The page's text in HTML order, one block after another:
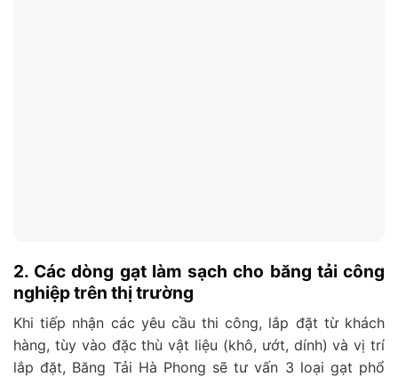
2. Các dòng gạt làm sạch cho băng tải công
nghiệp trên thị trường
Khi tiếp nhận các yêu cầu thi công, lắp đặt từ khách
hàng, tùy vào đặc thù vật liệu (khô, ướt, dính) và vị trí
lắp đặt, Băng Tải Hà Phong sẽ tư vấn 3 loại gạt phổ